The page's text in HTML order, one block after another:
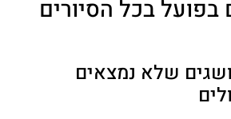
בכל הסיורים
שלא נמצאים